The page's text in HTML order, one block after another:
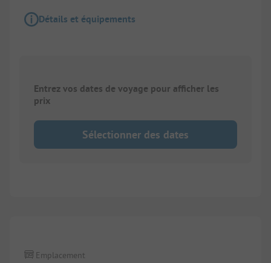
Détails et équipements
Entrez vos dates de voyage pour afficher les
prix
Sélectionner des dates
Emplacement